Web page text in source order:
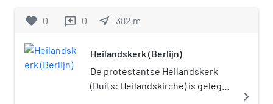
favorite 0 reviews 0 near_me 382 m
Heilandskerk (Berlijn)
De protestantse Heilandskerk
(Duits: Heilandskirche) is gelegen
navigate_next